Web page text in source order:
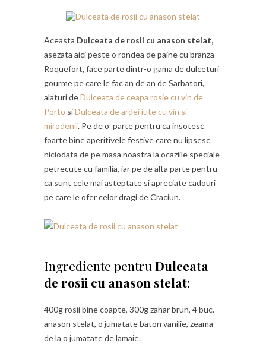
Aceasta Dulceata de rosii cu anason stelat,
asezata aici peste o rondea de paine cu branza
Roquefort, face parte dintr-o gama de dulceturi
gourme pe care le fac an de an de Sarbatori,
alaturi deDulceata de ceapa rosie cu vin de
Porto siDulceata de ardei iute cu vin si
mirodenii. Pe de o parte pentru ca insotesc
foarte bine aperitivele festive care nu lipsesc
niciodata de pe masa noastra la ocaziile speciale
petrecute cu familia, iar pe de alta parte pentru
ca sunt cele mai asteptate si apreciate cadouri
pe care le ofer celor dragi de Craciun.
Ingrediente pentru Dulceata
de rosii cu anason stelat:
400g rosii bine coapte, 300g zahar brun, 4 buc.
anason stelat, o jumatate baton vanilie, zeama
de la o jumatate de lamaie.